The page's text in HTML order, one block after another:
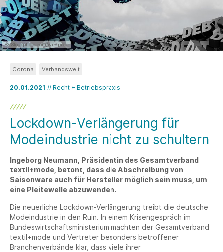
©iStockphoto.com/wildpixel
20.01.2021 // Recht + Betriebspraxis
Corona Verbandswelt
Lockdown-Verlängerung für
Modeindustrie nicht zu schultern
Ingeborg Neumann, Präsidentin des Gesamtverband
textil+mode, betont, dass die Abschreibung von
Saisonware auch für Hersteller möglich sein muss, um
eine Pleitewelle abzuwenden.
Die neuerliche Lockdown-Verlängerung treibt die deutsche
Modeindustrie in den Ruin. In einem Krisengespräch im
Bundeswirtschaftsministerium machten der Gesamtverband
textil+mode und Vertreter besonders betroffener
Branchenverbände klar, dass viele ihrer